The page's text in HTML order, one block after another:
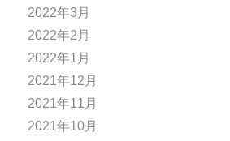
2022年3月
2022年2月
2022年1月
2021年12月
2021年11月
2021年10月